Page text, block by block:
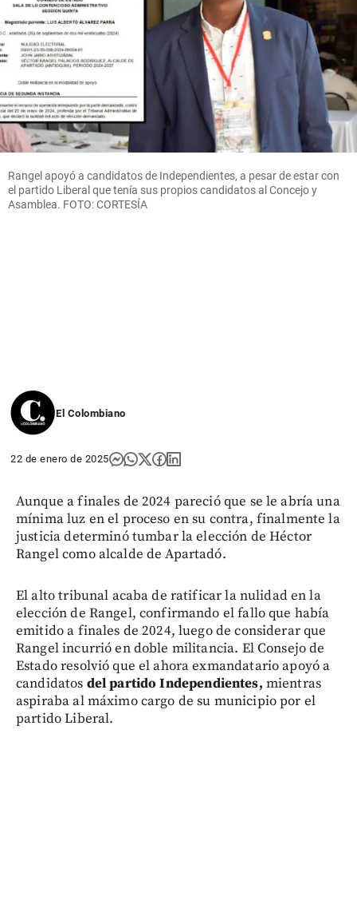
Rangel apoyó a candidatos de Independientes, a pesar de estar con
el partido Liberal que tenía sus propios candidatos al Concejo y
Asamblea. FOTO: CORTESÍA
El Colombiano
22 de enero de 2025
Aunque a finales de 2024 pareció que se le abría una
mínima luz en el proceso en su contra, finalmente la
justicia determinó tumbar la elección de Héctor
Rangel como alcalde de Apartadó.
El alto tribunal acaba de ratificar la nulidad en la
elección de Rangel, confirmando el fallo que había
emitido a finales de 2024, luego de considerar que
Rangel incurrió en doble militancia. El Consejo de
Estado resolvió que el ahora exmandatario apoyó a
candidatos del partido Independientes, mientras
aspiraba al máximo cargo de su municipio por el
partido Liberal.